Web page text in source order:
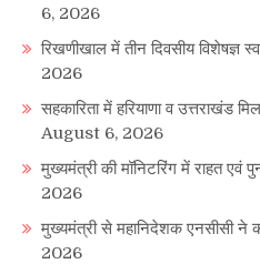
6, 2026
रिखणीखाल में तीन दिवसीय विशेषज्ञ
2026
सहकारिता में हरियाणा व उत्तराखंड
August 6, 2026
मुख्यमंत्री की मॉनिटरिंग में राहत एवं
2026
मुख्यमंत्री से महानिदेशक एनसीसी ने
2026